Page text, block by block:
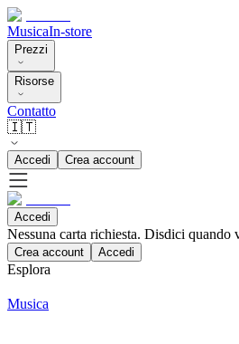
MusicaIn-store
Prezzi
Risorse
Contatto
🇮🇹
Accedi Crea account
Accedi
Nessuna carta richiesta. Disdici quando
Crea account Accedi
Esplora
Musica